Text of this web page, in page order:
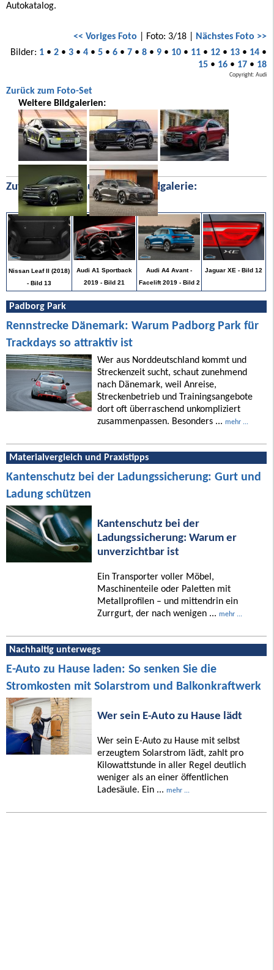
Autokatalog.
<< Voriges Foto | Foto: 3/18 | Nächstes Foto >>
Bilder: 1• 2• 3• 4• 5• 6• 7• 8• 9• 10• 11• 12• 13• 14•
15• 16• 17• 18
Copyright: Audi
Zurück zum Foto-Set
Weitere Bildgalerien:
Zufällige Bilder aus unserer Bildgalerie:
Nissan Leaf II (2018)
- Bild 13
Audi A1 Sportback
2019 - Bild 21
Audi A4 Avant -
Facelift 2019 - Bild 2
Jaguar XE - Bild 12
Padborg Park
Rennstrecke Dänemark: Warum Padborg Park für
Trackdays so attraktiv ist
Wer aus Norddeutschland kommt und
Streckenzeit sucht, schaut zunehmend
nach Dänemark, weil Anreise,
Streckenbetrieb und Trainingsangebote
dort oft überraschend unkompliziert
zusammenpassen. Besonders ... mehr ...
Materialvergleich und Praxistipps
Kantenschutz bei der Ladungssicherung: Gurt und
Ladung schützen
Kantenschutz bei der
Ladungssicherung: Warum er
unverzichtbar ist
Ein Transporter voller Möbel,
Maschinenteile oder Paletten mit
Metallprofilen – und mittendrin ein
Zurrgurt, der nach wenigen ... mehr ...
Nachhaltig unterwegs
E-Auto zu Hause laden: So senken Sie die
Stromkosten mit Solarstrom und Balkonkraftwerk
Wer sein E-Auto zu Hause lädt
Wer sein E-Auto zu Hause mit selbst
erzeugtem Solarstrom lädt, zahlt pro
Kilowattstunde in aller Regel deutlich
weniger als an einer öffentlichen
Ladesäule. Ein ... mehr ...